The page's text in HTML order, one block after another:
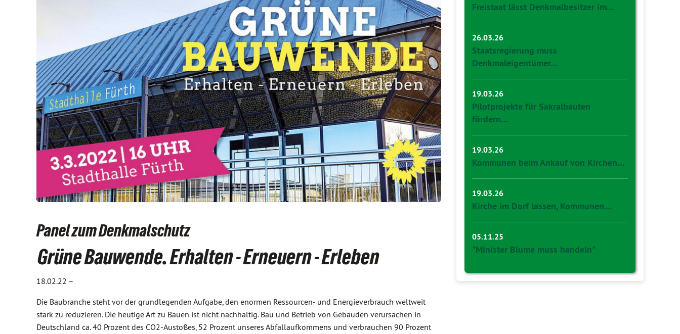
Panel zum Denkmalschutz
Grüne Bauwende. Erhalten - Erneuern - Erleben
18.02.22 –
Die Baubranche steht vor der grundlegenden Aufgabe, den enormen Ressourcen- und Energieverbrauch weltweit
stark zu reduzieren. Die heutige Art zu Bauen ist nicht nachhaltig. Bau und Betrieb von Gebäuden verursachen in
Deutschland ca. 40 Prozent des CO2-Austoßes, 52 Prozent unseres Abfallaufkommens und verbrauchen 90 Prozent
Freistaat lässt Denkmalbesitzer im…
26.03.26
Staatsregierung muss
Denkmaleigentümer…
19.03.26
Pilotprojekte für Sakralbauten
fördern…
19.03.26
Kommunen beim Ankauf von Kirchen…
19.03.26
Kirche im Dorf lassen, Kommunen…
05.11.25
"Minister Blume muss handeln"